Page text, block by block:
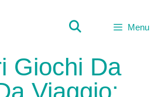
Menu
Giochi Da
Viaggio: